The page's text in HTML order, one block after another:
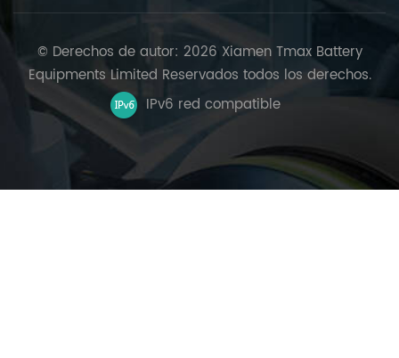
© Derechos de autor: 2026 Xiamen Tmax Battery
Equipments Limited Reservados todos los derechos.
IPv6 red compatible